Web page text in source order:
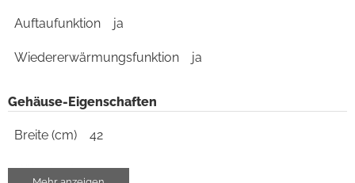
Auftaufunktion ja
Wiedererwärmungsfunktion ja
Gehäuse-Eigenschaften
Breite (cm) 42
Höhe (cm) 24.5